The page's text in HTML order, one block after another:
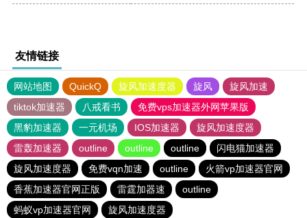
友情链接
网站地图 QuickQ 旋风加速度器 旋风
旋风加速
tiktok加速器
八戒看书
免费vps加速器外网苹果版
黑豹加速器
一元机场 IOS加速器
旋风加速度器
雷轰加速器
outline outline outline
闪电猫加速器
旋风加速度器
免费vqn加速 outline
火箭vp加速器官网
香蕉加速器官网正版
雷霆加器速
outline
蚂蚁vp加速器官网
旋风加速度器